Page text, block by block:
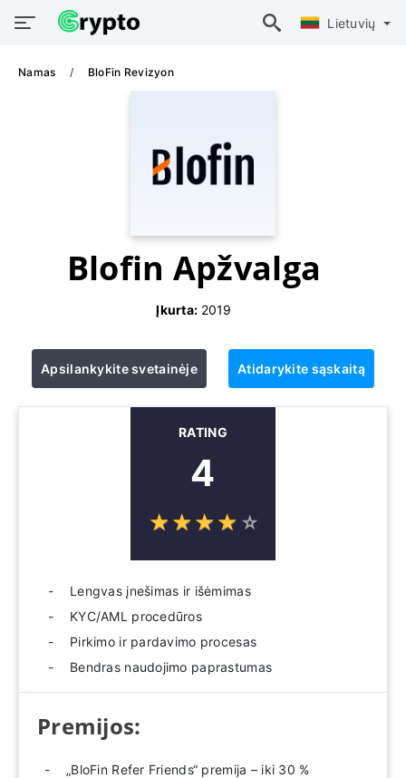
Lietuvių
Namas BloFin Revizyon
Blofin Apžvalga
Įkurta: 2019
Apsilankykite svetainėje Atidarykite sąskaitą
RATING
4
☆☆☆☆ ☆
★★★★ ★
Lengvas įnešimas ir išėmimas
KYC/AML procedūros
Pirkimo ir pardavimo procesas
Bendras naudojimo paprastumas
Premijos:
„BloFin Refer Friends“ premija – iki 30 %